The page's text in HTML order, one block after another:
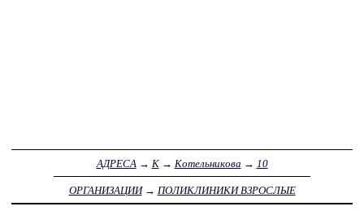
АДРЕСА → К→ Котельникова → 10
ОРГАНИЗАЦИИ→ ПОЛИКЛИНИКИ ВЗРОСЛЫЕ